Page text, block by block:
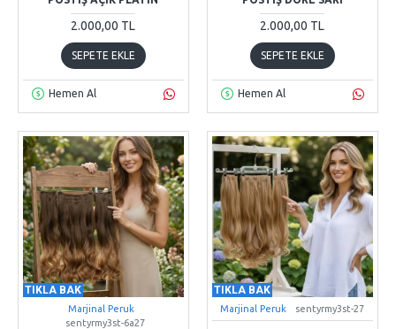
2.000,00 TL
SEPETE EKLE
Hemen Al
2.000,00 TL
SEPETE EKLE
Hemen Al
TIKLA BAK
Marjinal Peruk
sentyrmy3st-6a27
TIKLA BAK
Marjinal Peruk sentyrmy3st-27